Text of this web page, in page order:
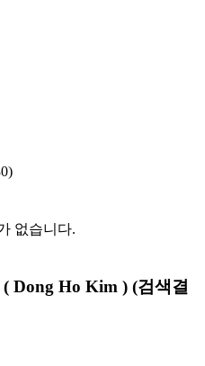
없습니다.
Dong Ho Kim ) (검색결